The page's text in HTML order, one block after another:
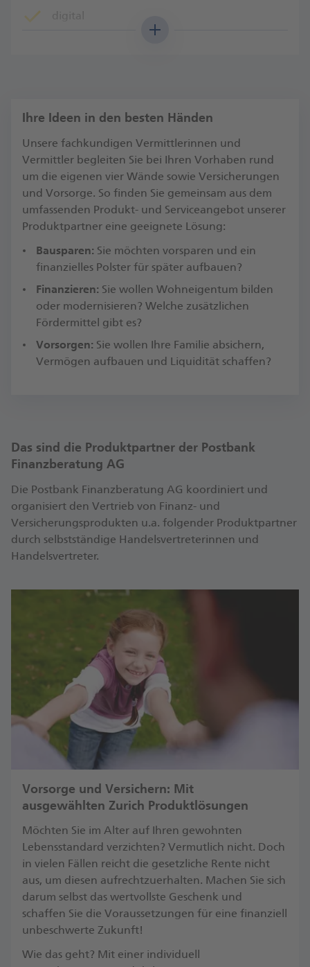
digital
Ihre Ideen in den besten Händen
Unsere fachkundigen Vermittlerinnen und
Vermittler begleiten Sie bei Ihren Vorhaben rund
um die eigenen vier Wände sowie Versicherungen
und Vorsorge. So finden Sie gemeinsam aus dem
umfassenden Produkt- und Serviceangebot unserer
Produktpartner eine geeignete Lösung:
Bausparen: Sie möchten vorsparen und ein
finanzielles Polster für später aufbauen?
Finanzieren: Sie wollen Wohneigentum bilden
oder modernisieren? Welche zusätzlichen
Fördermittel gibt es?
Vorsorgen: Sie wollen Ihre Familie absichern,
Vermögen aufbauen und Liquidität schaffen?
Das sind die Produktpartner der Postbank
Finanzberatung AG
Die Postbank Finanzberatung AG koordiniert und
organisiert den Vertrieb von Finanz- und
Versicherungsprodukten u.a. folgender Produktpartner
durch selbstständige Handelsvertreterinnen und
Handelsvertreter.
Vorsorge und Versichern: Mit
ausgewählten Zurich Produktlösungen
Möchten Sie im Alter auf Ihren gewohnten
Lebensstandard verzichten? Vermutlich nicht. Doch
in vielen Fällen reicht die gesetzliche Rente nicht
aus, um diesen aufrechtzuerhalten. Machen Sie sich
darum selbst das wertvollste Geschenk und
schaffen Sie die Voraussetzungen für eine finanziell
unbeschwerte Zukunft!
​Wie das geht? Mit einer individuell